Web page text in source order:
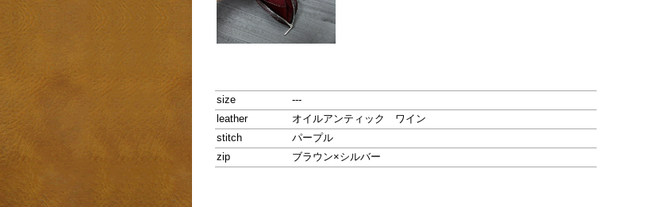
size
---
leather
オイルアンティック ワイン
stitch
パープル
zip
ブラウン×シルバー